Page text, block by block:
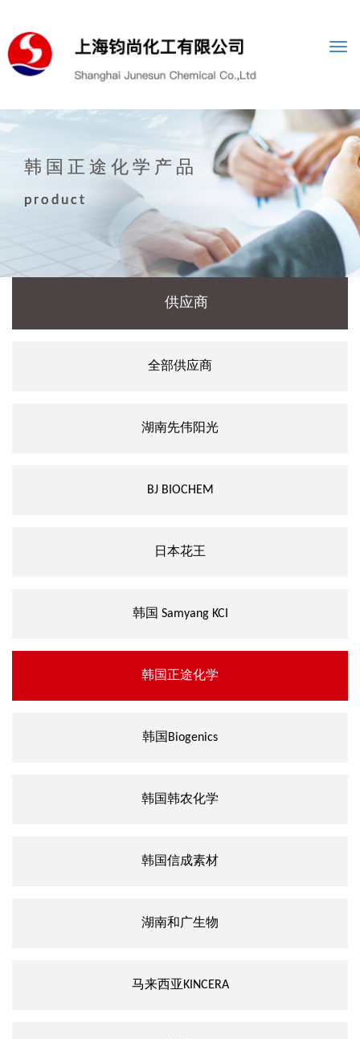
韩国正途化学产品
product
供应商
全部供应商
湖南先伟阳光
BJ BIOCHEM
日本花王
韩国 Samyang KCI
韩国正途化学
韩国Biogenics
韩国韩农化学
韩国信成素材
湖南和广生物
马来西亚KINCERA